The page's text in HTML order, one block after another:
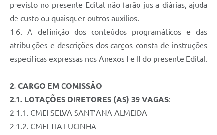
previsto no presente Edital não farão jus a diárias, ajuda
de custo ou quaisquer outros auxílios.
1.6. A definição dos conteúdos programáticos e das
atribuições e descrições dos cargos consta de instruções
específicas expressas nos Anexos I e II do presente Edital.
2. CARGO EM COMISSÃO
2.1. LOTAÇÕES DIRETORES (AS) 39 VAGAS:
2.1.1. CMEI SELVA SANT’ANA ALMEIDA
2.1.2. CMEI TIA LUCINHA